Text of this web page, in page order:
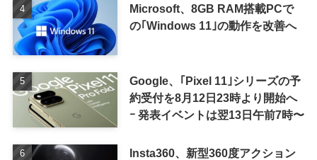
Microsoft、8GB RAM搭載PCで
の｢Windows 11｣の動作を改善へ
Google、｢Pixel 11｣シリーズの予
約受付を8月12日23時より開始へ
ｰ 発表イベントは翌13日午前7時〜
Insta360、新型360度アクション